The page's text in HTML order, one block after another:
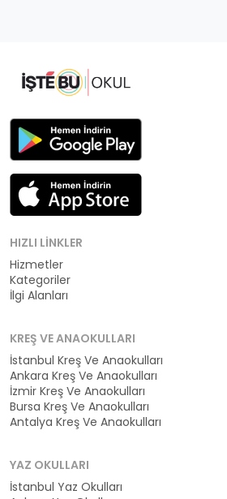
HIZLI LINKLER
Hizmetler
Kategoriler
İlgi Alanları
KREŞ VE ANAOKULLARI
İstanbul Kreş Ve Anaokulları
Ankara Kreş Ve Anaokulları
İzmir Kreş Ve Anaokulları
Bursa Kreş Ve Anaokulları
Antalya Kreş Ve Anaokulları
YAZ OKULLARI
İstanbul Yaz Okulları